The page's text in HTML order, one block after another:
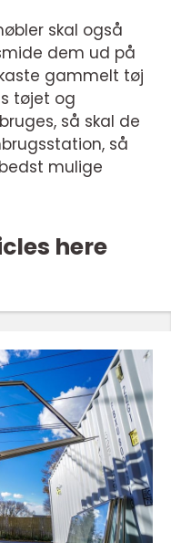
skal også
dem ud på
gammelt tøj
tøjet og
så skal de
så
mulige
here